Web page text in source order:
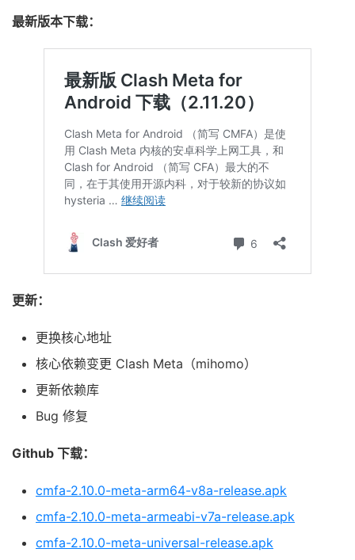
最新版本下载：
更新：
更换核心地址
核心依赖变更 Clash Meta（mihomo）
更新依赖库
Bug 修复
Github 下载：
cmfa-2.10.0-meta-arm64-v8a-release.apk
cmfa-2.10.0-meta-armeabi-v7a-release.apk
cmfa-2.10.0-meta-universal-release.apk